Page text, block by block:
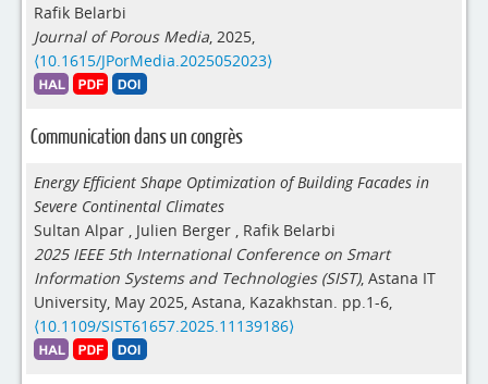
Rafik Belarbi
Journal of Porous Media, 2025,
⟨10.1615/JPorMedia.2025052023⟩
Communication dans un congrès
Energy Efficient Shape Optimization of Building Facades in
Severe Continental Climates
Sultan Alpar , Julien Berger , Rafik Belarbi
2025 IEEE 5th International Conference on Smart
Information Systems and Technologies (SIST), Astana IT
University, May 2025, Astana, Kazakhstan. pp.1-6,
⟨10.1109/SIST61657.2025.11139186⟩